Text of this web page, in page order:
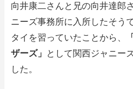
向井康二さんと兄の向井達郎
ニーズ事務所に入所したそう
タイを習っていたことから、
ザーズ」
として関西ジャニー
した。